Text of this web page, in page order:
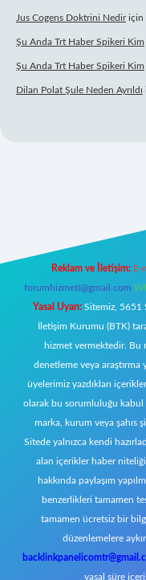
Jus Cogens Doktrini Nediriçin
Şu Anda Trt Haber Spikeri Kim
Şu Anda Trt Haber Spikeri Kim
Dilan Polat Şule Neden Ayrıldı
Reklam ve İletişim: E-
forumhizmeti@gmail.com
Yasal Uyarı: Sitemiz, 5651
İletişim Kurumu (BTK)
hizmet vermektedir. Bu
denetleme veya
üyelerimiz yazdıkları
olarak bu sorumluluğu kabul
marka, kurum veya şahıs
Sitede yalnızca kendi
alan içerikler haber
hakkında paylaşım
benzerlikleri tamamen
tamamen ücretsiz bir
düzenlemelere
yasal süre